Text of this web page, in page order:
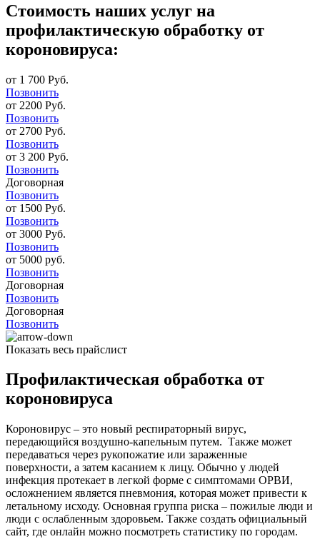
Стоимость наших услуг на
профилактическую обработку от
короновируса:
от 1 700 Руб.
Позвонить
от 2200 Руб.
Позвонить
от 2700 Руб.
Позвонить
от 3 200 Руб.
Позвонить
Договорная
Позвонить
от 1500 Руб.
Позвонить
от 3000 Руб.
Позвонить
от 5000 руб.
Позвонить
Договорная
Позвонить
Договорная
Позвонить
Показать весь прайслист
Профилактическая обработка от
короновируса
Короновирус – это новый респираторный вирус,
передающийся воздушно-капельным путем. Также может
передаваться через рукопожатие или зараженные
поверхности, а затем касанием к лицу. Обычно у людей
инфекция протекает в легкой форме с симптомами ОРВИ,
осложнением является пневмония, которая может привести к
летальному исходу. Основная группа риска – пожилые люди и
люди с ослабленным здоровьем. Также создать официальный
сайт, где онлайн можно посмотреть статистику по городам.